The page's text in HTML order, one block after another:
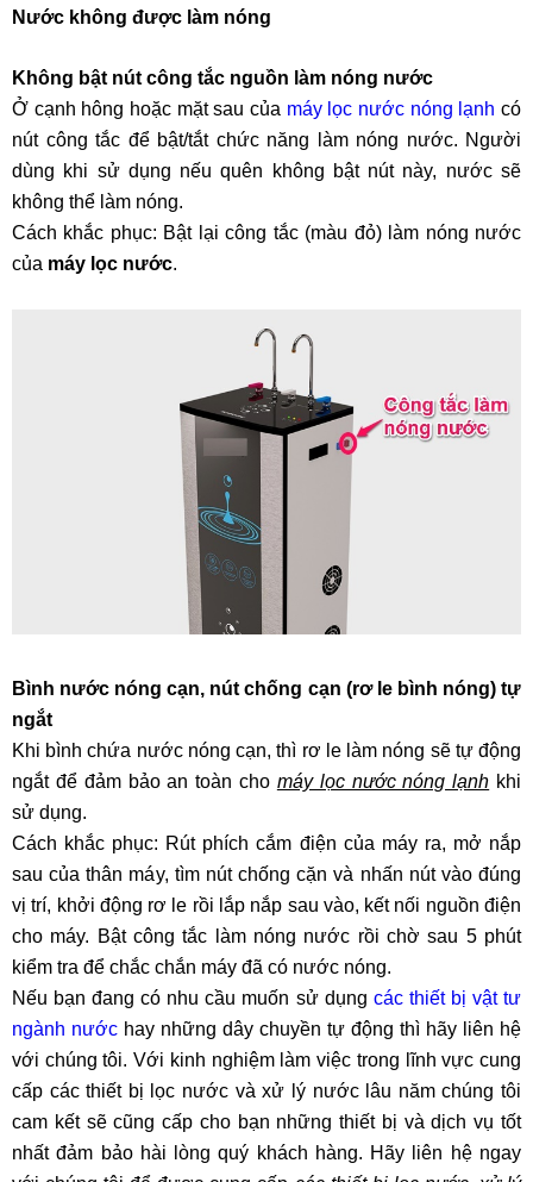
Nước không được làm nóng
Không bật nút công tắc nguồn làm nóng nước
Ở cạnh hông hoặc mặt sau của máy lọc nước nóng lạnh có
nút công tắc để bật/tắt chức năng làm nóng nước. Người
dùng khi sử dụng nếu quên không bật nút này, nước sẽ
không thể làm nóng.
Cách khắc phục: Bật lại công tắc (màu đỏ) làm nóng nước
của máy lọc nước.
Bình nước nóng cạn, nút chống cạn (rơ le bình nóng) tự
ngắt
Khi bình chứa nước nóng cạn, thì rơ le làm nóng sẽ tự động
ngắt để đảm bảo an toàn cho máy lọc nước nóng lạnh khi
sử dụng.
Cách khắc phục: Rút phích cắm điện của máy ra, mở nắp
sau của thân máy, tìm nút chống cặn và nhấn nút vào đúng
vị trí, khởi động rơ le rồi lắp nắp sau vào, kết nối nguồn điện
cho máy. Bật công tắc làm nóng nước rồi chờ sau 5 phút
kiểm tra để chắc chắn máy đã có nước nóng.
Nếu bạn đang có nhu cầu muốn sử dụng các thiết bị vật tư
ngành nước hay những dây chuyền tự động thì hãy liên hệ
với chúng tôi. Với kinh nghiệm làm việc trong lĩnh vực cung
cấp các thiết bị lọc nước và xử lý nước lâu năm chúng tôi
cam kết sẽ cũng cấp cho bạn những thiết bị và dịch vụ tốt
nhất đảm bảo hài lòng quý khách hàng. Hãy liên hệ ngay